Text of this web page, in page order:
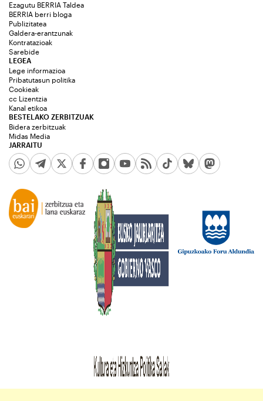
Ezagutu BERRIA Taldea
BERRIA berri bloga
Publizitatea
Galdera-erantzunak
Kontratazioak
Sarebide
JARRAITU
LEGEA
Lege informazioa
Pribatutasun politika
Cookieak
cc Lizentzia
Kanal etikoa
BESTELAKO ZERBITZUAK
Bidera zerbitzuak
Midas Media